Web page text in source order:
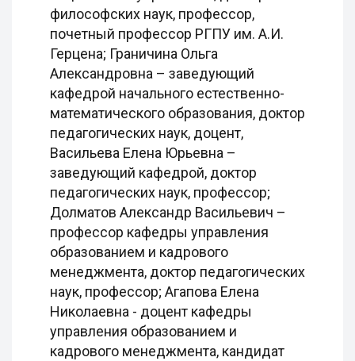
философских наук, профессор,
почетный профессор РГПУ им. А.И.
Герцена; Граничина Ольга
Александровна – заведующий
кафедрой начального естественно-
математического образования, доктор
педагогических наук, доцент,
Васильева Елена Юрьевна –
заведующий кафедрой, доктор
педагогических наук, профессор;
Долматов Александр Васильевич –
профессор кафедры управления
образованием и кадрового
менеджмента, доктор педагогических
наук, профессор; Агапова Елена
Николаевна - доцент кафедры
управления образованием и
кадрового менеджмента, кандидат